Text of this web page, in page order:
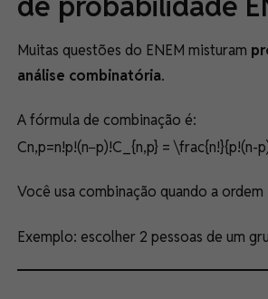
Muitas questões do ENEM misturam
análise combinatória.
A fórmula de combinação é:
Cn,p=n!p!(n−p)!C_{n,p} = \frac{n!}{p!(n-
Você usa combinação quando a ordem
Exemplo: escolher 2 pessoas de um